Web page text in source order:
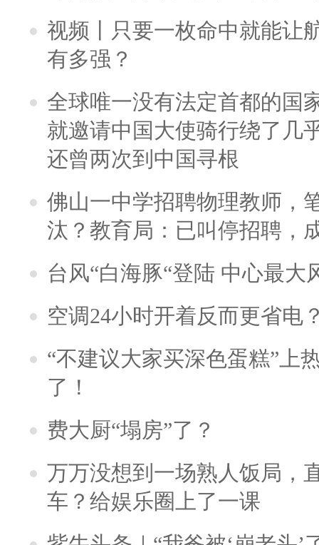
视频丨只要一枚命中就能让
有多强？
全球唯一没有法定首都的国
就邀请中国大使骑行绕了几
还曾两次到中国寻根
佛山一中学招聘物理教师，
汰？教育局：已叫停招聘，
台风“白海豚“登陆 中心最大
空调24小时开着反而更省电
“不建议大家买深色蛋糕”上
了！
费大厨“塌房”了？
万万没想到一场熟人饭局，
车？给娱乐圈上了一课